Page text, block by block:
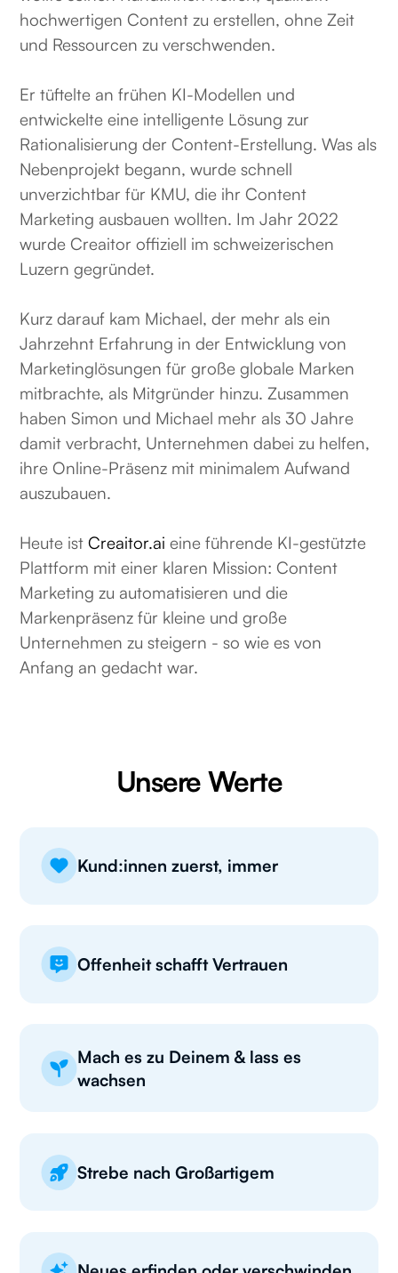
hochwertigen Content zu erstellen, ohne Zeit
und Ressourcen zu verschwenden.
Er tüftelte an frühen KI-Modellen und
entwickelte eine intelligente Lösung zur
Rationalisierung der Content-Erstellung. Was als
Nebenprojekt begann, wurde schnell
unverzichtbar für KMU, die ihr Content
Marketing ausbauen wollten. Im Jahr 2022
wurde Creaitor offiziell im schweizerischen
Luzern gegründet.
Kurz darauf kam Michael, der mehr als ein
Jahrzehnt Erfahrung in der Entwicklung von
Marketinglösungen für große globale Marken
mitbrachte, als Mitgründer hinzu. Zusammen
haben Simon und Michael mehr als 30 Jahre
damit verbracht, Unternehmen dabei zu helfen,
ihre Online-Präsenz mit minimalem Aufwand
auszubauen.
Heute istCreaitor.ai eine führende KI-gestützte
Plattform mit einer klaren Mission: Content
Marketing zu automatisieren und die
Markenpräsenz für kleine und große
Unternehmen zu steigern - so wie es von
Anfang an gedacht war.
Unsere Werte
Kund:innen zuerst, immer
Offenheit schafft Vertrauen
Mach es zu Deinem & lass es
wachsen
Strebe nach Großartigem